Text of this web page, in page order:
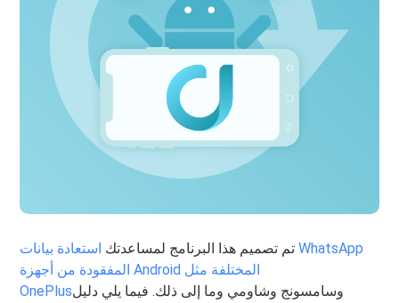
تم تصميم هذا البرنامج لمساعدتك استعادة بيانات WhatsApp
المفقودة من أجهزة Android المختلفة مثل
OnePlusوسامسونج وشاومي وما إلى ذلك. فيما يلي دليل